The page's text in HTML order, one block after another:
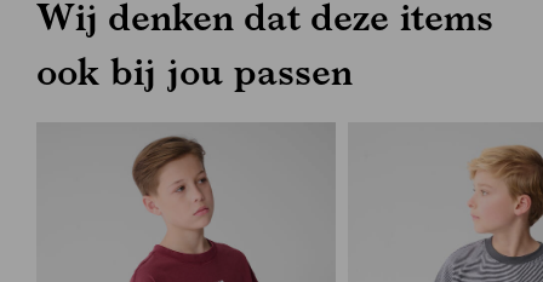
Wij denken dat deze items
ook bij jou passen